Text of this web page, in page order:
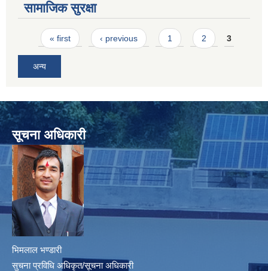
सामाजिक सुरक्षा
Pages
« first ‹ previous 1 2 3
अन्य
सूचना अधिकारी
भिमलाल भण्डारी
सुचना प्रविधि अधिकृत/सूचना अधिकारी